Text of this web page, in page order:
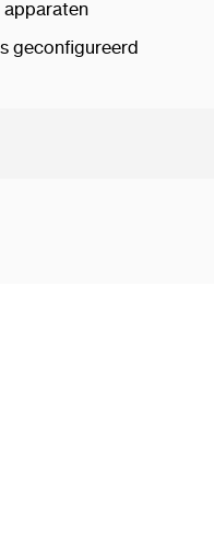
apparaten
geconfigureerd